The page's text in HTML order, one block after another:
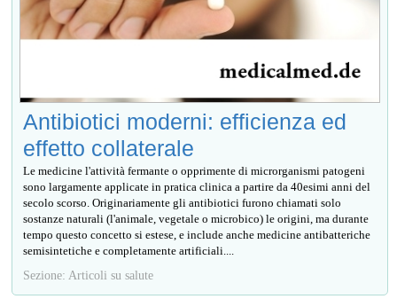
Antibiotici moderni: efficienza ed
effetto collaterale
Le medicine l'attività fermante o opprimente di microrganismi patogeni
sono largamente applicate in pratica clinica a partire da 40esimi anni del
secolo scorso. Originariamente gli antibiotici furono chiamati solo
sostanze naturali (l'animale, vegetale o microbico) le origini, ma durante
tempo questo concetto si estese, e include anche medicine antibatteriche
semisintetiche e completamente artificiali....
Sezione: Articoli su salute